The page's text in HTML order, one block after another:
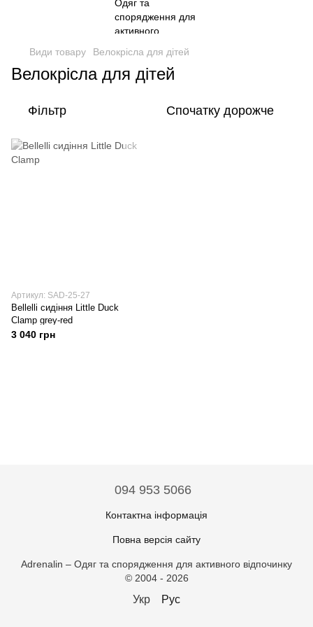
Види товару Велокрісла для дітей
Велокрісла для дітей
Фільтр Спочатку дорожче
Артикул: SAD-25-27
Bellelli сидіння Little Duck
Clamp grey-red
3 040 грн
094 953 5066
Контактна інформація
Повна версія сайту
Adrenalin – Одяг та спорядження для активного відпочинку
© 2004 - 2026
Укр Рус